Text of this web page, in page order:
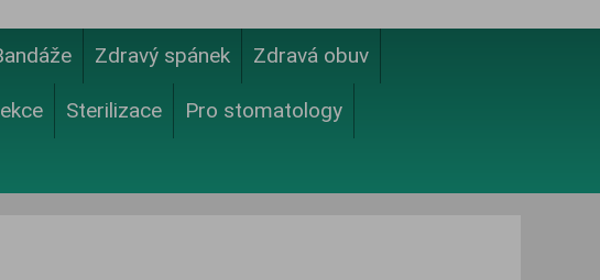
Zdravý spánek Zdravá obuv
Sterilizace Pro stomatology